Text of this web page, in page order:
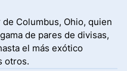
Columbus, Ohio, quien
de pares de divisas,
el más exótico
otros.